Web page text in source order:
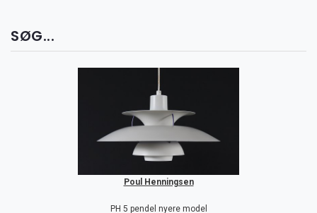
SØG...
Poul Henningsen
PH 5 pendel nyere model